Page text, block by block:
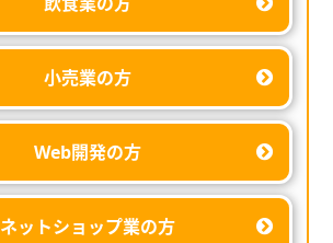
小売業の方
Web開発の方
ネットショップ業の方